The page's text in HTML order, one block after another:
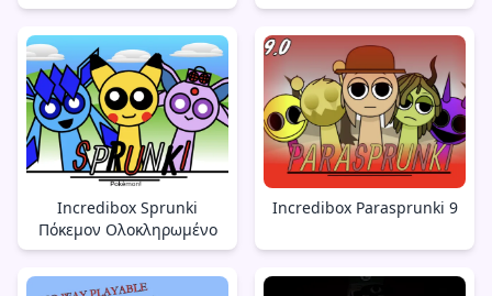
Incredibox Sprunki
Πόκεμον Ολοκληρωμένο
Incredibox Parasprunki 9